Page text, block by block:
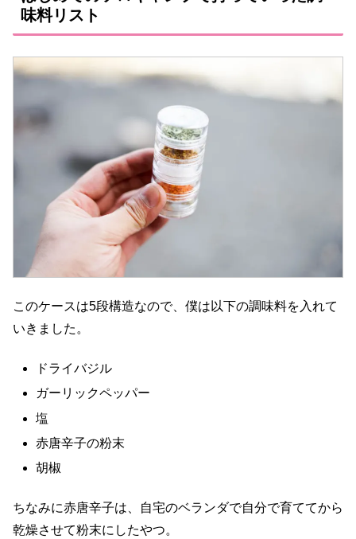
味料リスト
このケースは5段構造なので、僕は以下の調味料を入れて
いきました。
ドライバジル
ガーリックペッパー
塩
赤唐辛子の粉末
胡椒
ちなみに赤唐辛子は、自宅のベランダで自分で育ててから
乾燥させて粉末にしたやつ。